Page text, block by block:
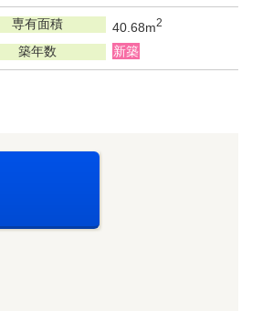
専有面積 40.68m2
築年数 新築